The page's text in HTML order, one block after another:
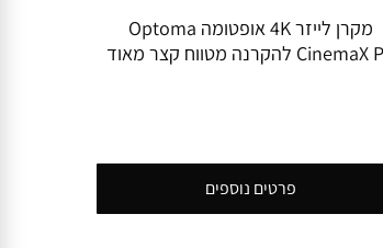
מקרן לייזר 4K אופטומה Optoma
CinemaX P2 להקרנה מטווח קצר מאוד
פרטים נוספים